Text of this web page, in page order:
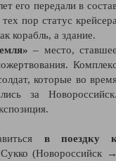
его передали в
пор статус
корабль, а здание.
– место,
которые во
за
в поездку
(Новороссийск